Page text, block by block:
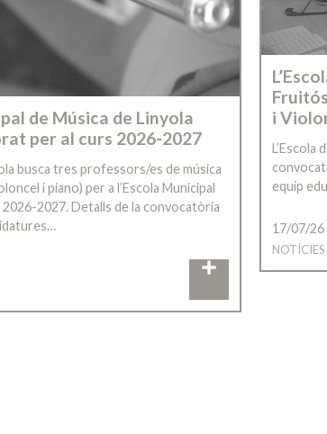
de Música de Linyola
per al curs 2026-2027
busca tres professors/es de música
i piano) per a l’Escola Municipal
2026-2027. Detalls de la convocatòria
i
L’Escola
equip
17/07/26
NOTÍCIES